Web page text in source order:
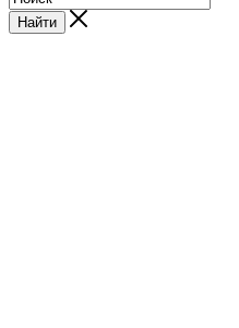
Найти